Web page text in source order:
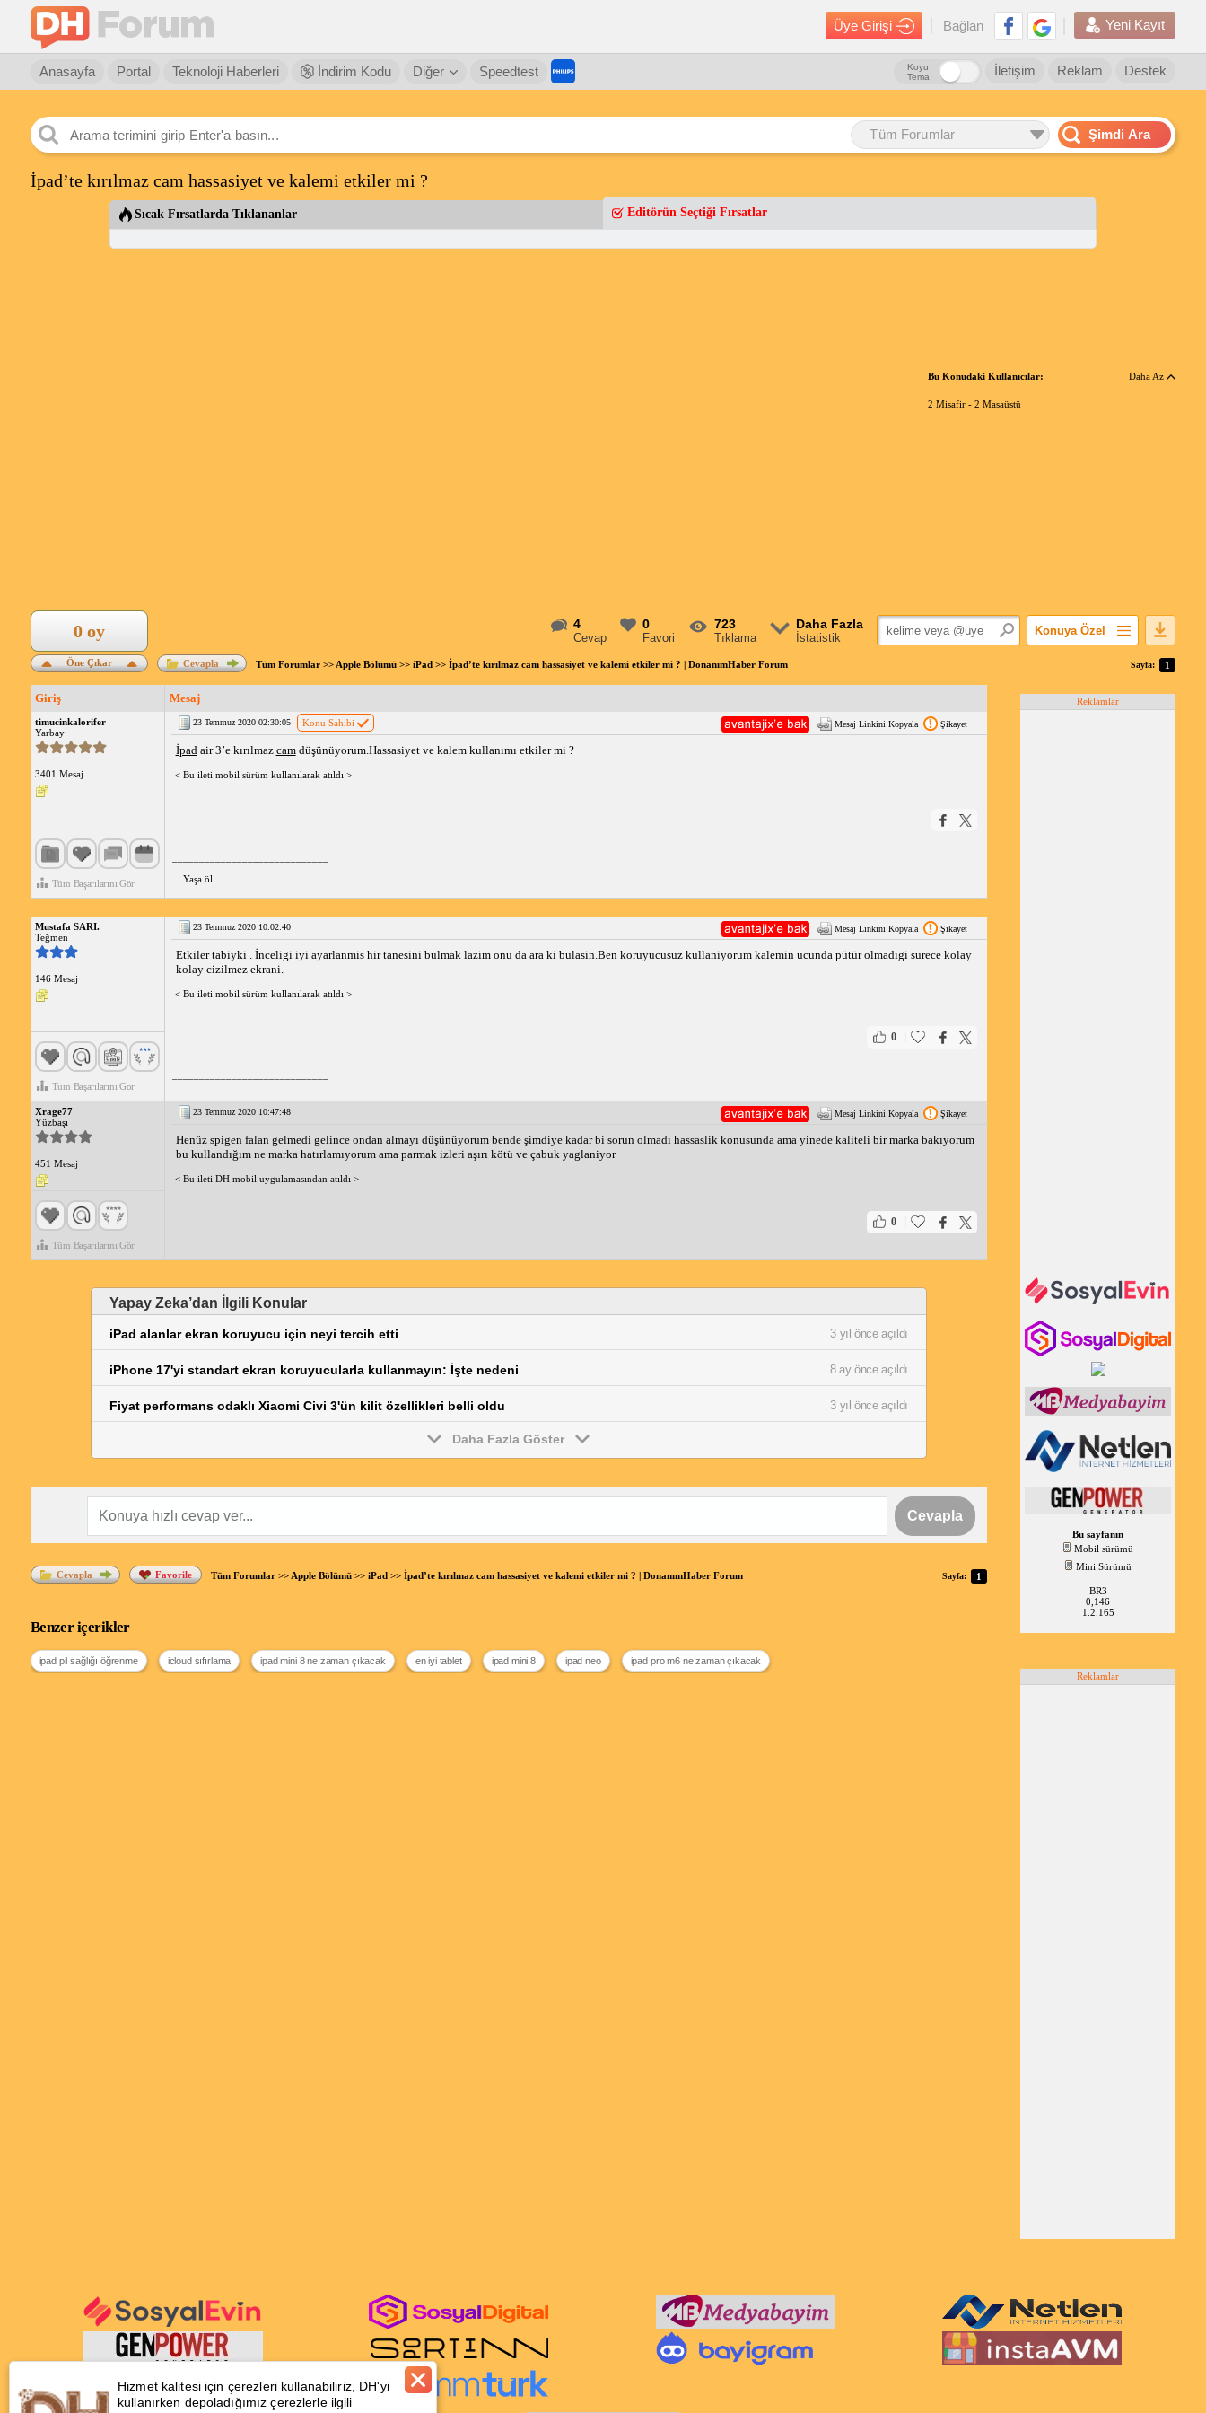
Üye Girişi Bağlan Yeni Kayıt
Anasayfa Portal Teknoloji Haberleri İndirim Kodu Diğer Speedtest Destek
Reklam
İletişim
Koyu
Tema
Tüm Forumlar Şimdi Ara
İpad’te kırılmaz cam hassasiyet ve kalemi etkiler mi ?
Sıcak Fırsatlarda Tıklananlar Editörün Seçtiği Fırsatlar
Bu Konudaki Kullanıcılar: Daha Az
2 Misafir - 2 Masaüstü
4
Cevap
0
Favori
723
Tıklama
Daha Fazla
İstatistik
Konuya Özel
Popüler Mesajlar
Öne Çıkar
0 oy
Cevapla Tüm Forumlar>> Apple Bölümü>> iPad>> İpad’te kırılmaz cam hassasiyet ve kalemi etkiler mi ? | DonanımHaber Forum Sayfa: 1
Giriş Mesaj
timucinkalorifer
Yarbay
3401 Mesaj
Tüm Başarılarını Gör
23 Temmuz 2020 02:30:05 Konu Sahibi Mesaj Linkini Kopyala Şikayet
İpadair 3’e kırılmaz camdüşünüyorum.Hassasiyet ve kalem kullanımı etkiler mi ?
< Bu ileti mobil sürüm kullanılarak atıldı >
Yaşa öl
Mustafa SARI.
Teğmen
146 Mesaj
Tüm Başarılarını Gör
23 Temmuz 2020 10:02:40 Mesaj Linkini Kopyala Şikayet
Etkiler tabiyki . İnceligi iyi ayarlanmis hir tanesini bulmak lazim onu da ara ki bulasin.Ben koruyucusuz kullaniyorum kalemin ucunda pütür olmadigi surece kolay
kolay cizilmez ekrani.
< Bu ileti mobil sürüm kullanılarak atıldı >
0
Xrage77
Yüzbaşı
451 Mesaj
Tüm Başarılarını Gör
23 Temmuz 2020 10:47:48 Mesaj Linkini Kopyala Şikayet
Henüz spigen falan gelmedi gelince ondan almayı düşünüyorum bende şimdiye kadar bi sorun olmadı hassaslik konusunda ama yinede kaliteli bir marka bakıyorum
bu kullandığım ne marka hatırlamıyorum ama parmak izleri aşırı kötü ve çabuk yaglaniyor
< Bu ileti DH mobil uygulamasından atıldı >
0
Yapay Zeka’dan İlgili Konular
iPad alanlar ekran koruyucu için neyi tercih etti 3 yıl önce açıldı
iPhone 17'yi standart ekran koruyucularla kullanmayın: İşte nedeni 8 ay önce açıldı
Fiyat performans odaklı Xiaomi Civi 3'ün kilit özellikleri belli oldu 3 yıl önce açıldı
Daha Fazla Göster
Cevapla
Sayfa: 1
Cevapla Favorile Tüm Forumlar>> Apple Bölümü>> iPad>> İpad’te kırılmaz cam hassasiyet ve kalemi etkiler mi ? | DonanımHaber Forum
Benzer içerikler
ipad pil sağlığı öğrenme icloud sıfırlama ipad mini 8 ne zaman çıkacak en iyi tablet ipad mini 8 ipad neo ipad pro m6 ne zaman çıkacak
Reklamlar
Bu sayfanın
Mobil sürümü
Mini Sürümü
BR3
0,146
1.2.165
Reklamlar
Hizmet kalitesi için çerezleri kullanabiliriz, DH'yi
kullanırken depoladığımız çerezlerle ilgili